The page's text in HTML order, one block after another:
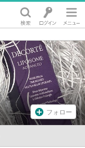
フォロー